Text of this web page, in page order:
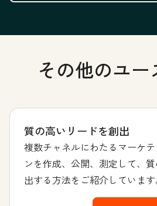
その他のユー
質の高いリードを創出
複数チャネルにわたるマーケ
ンを作成、公開、測定して、
出する方法をご紹介しています